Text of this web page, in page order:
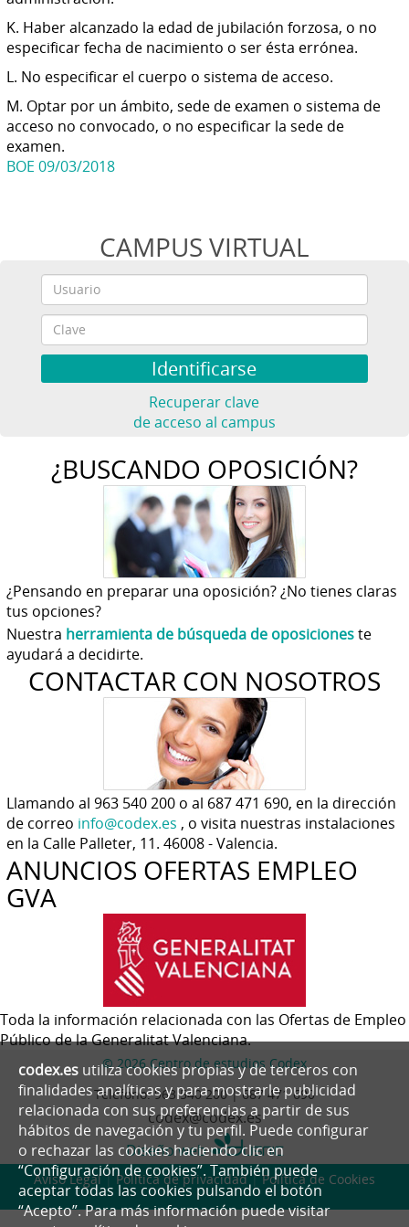
K. Haber alcanzado la edad de jubilación forzosa, o no
especificar fecha de nacimiento o ser ésta errónea.
L. No especificar el cuerpo o sistema de acceso.
M. Optar por un ámbito, sede de examen o sistema de
acceso no convocado, o no especificar la sede de
examen.
BOE 09/03/2018
CAMPUS VIRTUAL
Recuperar clave
de acceso al campus
¿BUSCANDO OPOSICIÓN?
¿Pensando en preparar una oposición? ¿No tienes claras
tus opciones?
Nuestra herramienta de búsqueda de oposicioneste
ayudará a decidirte.
CONTACTAR CON NOSOTROS
Llamando al 963 540 200 o al 687 471 690, en la dirección
de correo info@codex.es , o visita nuestras instalaciones
en la Calle Palleter, 11. 46008 - Valencia.
ANUNCIOS OFERTAS EMPLEO
GVA
Toda la información relacionada con las Ofertas de Empleo
Público de la Generalitat Valenciana.
© 2026 Centro de estudios Codex
Teléfono: 963 540 200 | 687 471 690
codex@codex.es
Diseño web
Aviso Legal | Política de privacidad | Política de Cookies
codex.es utiliza cookies propias y de terceros con
finalidades analíticas y para mostrarle publicidad
relacionada con sus preferencias a partir de sus
hábitos de navegación y tu perfil. Puede configurar
o rechazar las cookies haciendo clic en
“Configuración de cookies”. También puede
aceptar todas las cookies pulsando el botón
“Acepto”. Para más información puede visitar